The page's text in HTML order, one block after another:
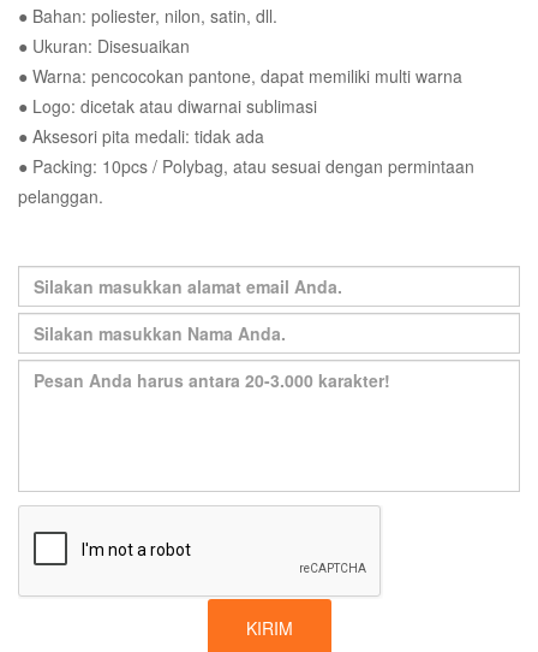
● Bahan: poliester, nilon, satin, dll.
● Ukuran: Disesuaikan
● Warna: pencocokan pantone, dapat memiliki multi warna
● Logo: dicetak atau diwarnai sublimasi
● Aksesori pita medali: tidak ada
● Packing: 10pcs / Polybag, atau sesuai dengan permintaan
pelanggan.
KIRIM